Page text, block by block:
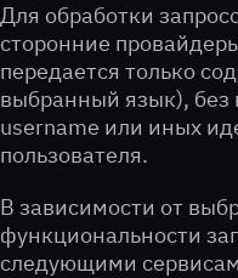
Для обработки
сторонние
передается только
выбранный язык), без
username или иных
пользователя.
В зависимости от
функциональности
следующими